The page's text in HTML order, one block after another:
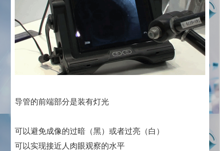
导管的前端部分是装有灯光
可以避免成像的过暗（黑）或者过亮（白）
可以实现接近人肉眼观察的水平